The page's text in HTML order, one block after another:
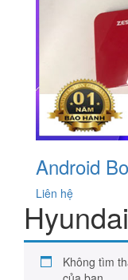
Android
Liên hệ
Không tìm